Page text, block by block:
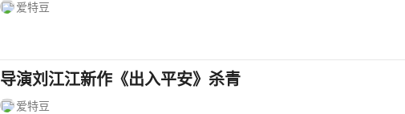
爱特豆
导演刘江江新作《出入平安》杀青
爱特豆